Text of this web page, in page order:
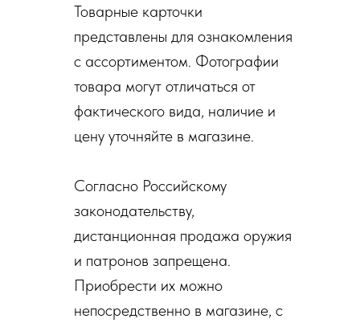
Товарные карточки
представлены для ознакомления
с ассортиментом. Фотографии
товара могут отличаться от
фактического вида, наличие и
цену уточняйте в магазине.
Согласно Российскому
законодательству,
дистанционная продажа оружия
и патронов запрещена.
Приобрести их можно
непосредственно в магазине, с